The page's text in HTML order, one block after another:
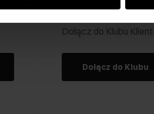
Klub Klienta
Dołącz do Klubu
Dołącz do Klubu